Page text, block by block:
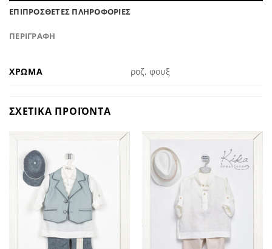
ΕΠΙΠΡΟΣΘΕΤΕΣ ΠΛΗΡΟΦΟΡΙΕΣ
ΠΕΡΙΓΡΑΦΗ
ΧΡΩΜΑ ροζ, φουξ
ΣΧΕΤΙΚΑ ΠΡΟΪΟΝΤΑ